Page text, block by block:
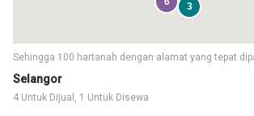
Selangor
4 Untuk Dijual, 1 Untuk Disewa
Sehingga 100 hartanah dengan alamat yang tepat
3